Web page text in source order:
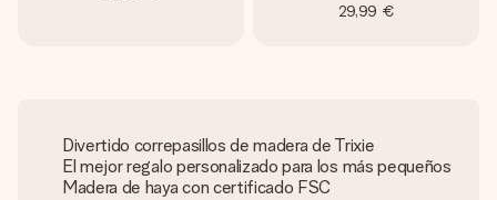
29,99 €
Divertido correpasillos de madera de Trixie
El mejor regalo personalizado para los más pequeños
Madera de haya con certificado FSC